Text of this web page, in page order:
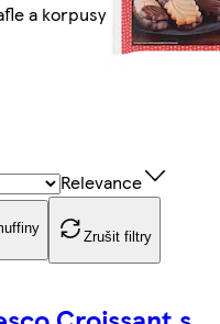
a korpusy
Relevance
Zrušit filtry